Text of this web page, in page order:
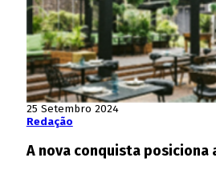
25 Setembro 2024
Redação
A nova conquista